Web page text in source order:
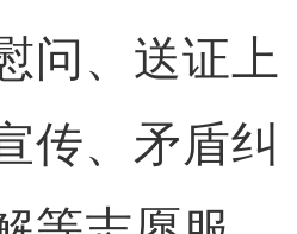
问、送证上
传、矛盾纠